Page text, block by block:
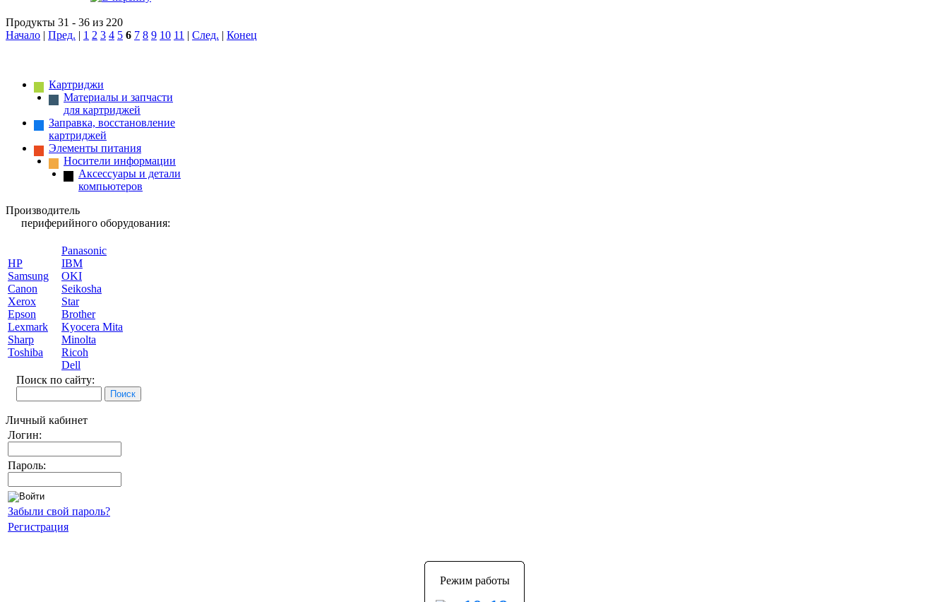
Продукты 31 - 36 из 220
Начало | Пред. | 1 2 3 4 5 6 7 8 9 10 11 | След. | Конец
Картриджи
Материалы и запчасти
для картриджей
Заправка, восстановление
картриджей
Элементы питания
Носители информации
Аксессуары и детали
компьютеров
Производитель
периферийного оборудования:
HP
Samsung
Canon
Xerox
Epson
Lexmark
Sharp
Toshiba
Panasonic
IBM
OKI
Seikosha
Star
Brother
Kyocera Mita
Minolta
Ricoh
Dell
Поиск по сайту:
Личный кабинет
Логин:
Пароль:
Забыли свой пароль?
Регистрация
Режим работы